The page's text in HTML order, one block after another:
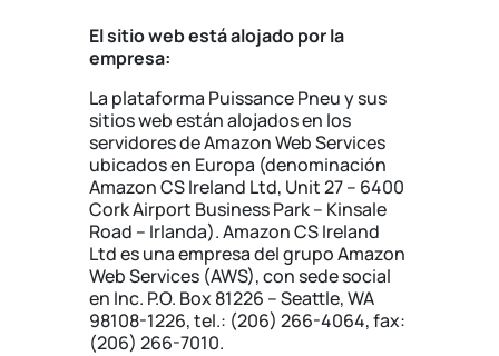
El sitio web está alojado por la
empresa:
La plataforma Puissance Pneu y sus
sitios web están alojados en los
servidores de Amazon Web Services
ubicados en Europa (denominación
Amazon CS Ireland Ltd, Unit 27 – 6400
Cork Airport Business Park – Kinsale
Road – Irlanda). Amazon CS Ireland
Ltd es una empresa del grupo Amazon
Web Services (AWS), con sede social
en Inc. P.O. Box 81226 – Seattle, WA
98108-1226, tel.: (206) 266-4064, fax:
(206) 266-7010.